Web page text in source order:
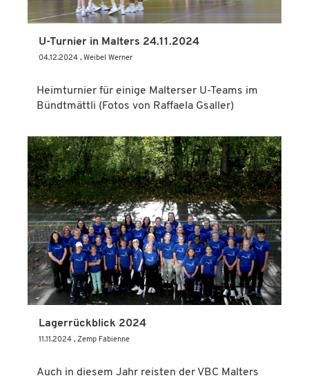
U-Turnier in Malters 24.11.2024
04.12.2024 , Weibel Werner
Heimturnier für einige Malterser U-Teams im
Bündtmättli (Fotos von Raffaela Gsaller)
Lagerrückblick 2024
11.11.2024 , Zemp Fabienne
Auch in diesem Jahr reisten der VBC Malters